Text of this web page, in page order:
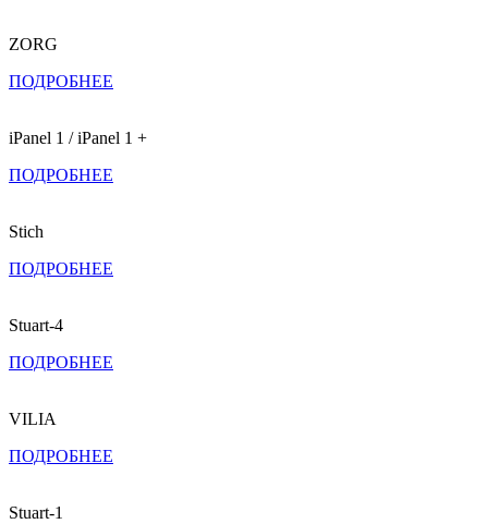
ZORG
ПОДРОБНЕЕ
iPanel 1 / iPanel 1 +
ПОДРОБНЕЕ
Stich
ПОДРОБНЕЕ
Stuart-4
ПОДРОБНЕЕ
VILIA
ПОДРОБНЕЕ
Stuart-1